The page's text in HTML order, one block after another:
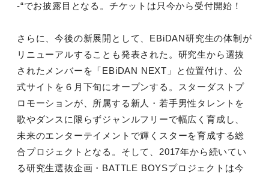
-“でお披露目となる。チケットは只今から受付開始！
さらに、今後の新展開として、EBiDAN研究生の体制が
リニューアルすることも発表された。研究生から選抜
されたメンバーを「EBiDAN NEXT」と位置付け、公
式サイトを６月下旬にオープンする。スターダストプ
ロモーションが、所属する新人・若手男性タレントを
歌やダンスに限らずジャンルフリーで幅広く育成し、
未来のエンターテイメントで輝くスターを育成する総
合プロジェクトとなる。そして、2017年から続いてい
る研究生選抜企画・BATTLE BOYSプロジェクトは今